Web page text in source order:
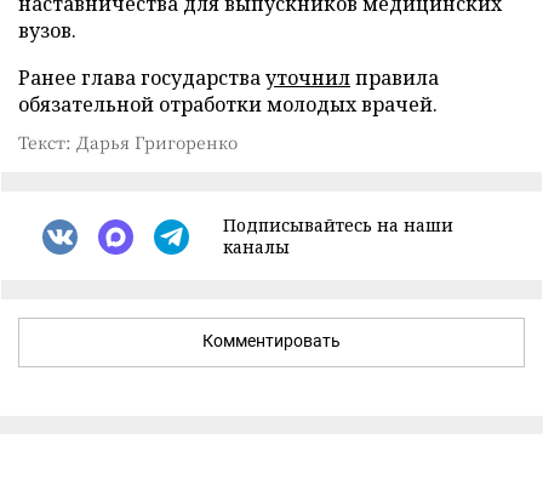
вузов.
Ранее глава государствауточнилправила
обязательной отработки молодых врачей.
Текст: Дарья Григоренко
Подписывайтесь на наши
каналы
Комментировать